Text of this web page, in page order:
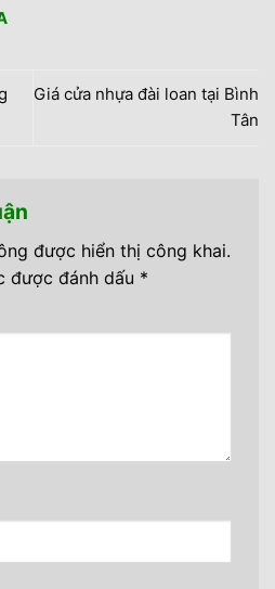
Giá cửa nhựa đài loan tại Bình
Tân
được hiển thị công khai.
được đánh dấu *